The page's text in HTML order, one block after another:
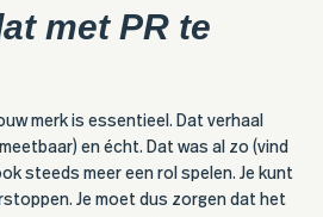
met PR te
merk is essentieel. Dat verhaal
en écht. Dat was al zo (vind
steeds meer een rol spelen. Je kunt
Je moet dus zorgen dat het